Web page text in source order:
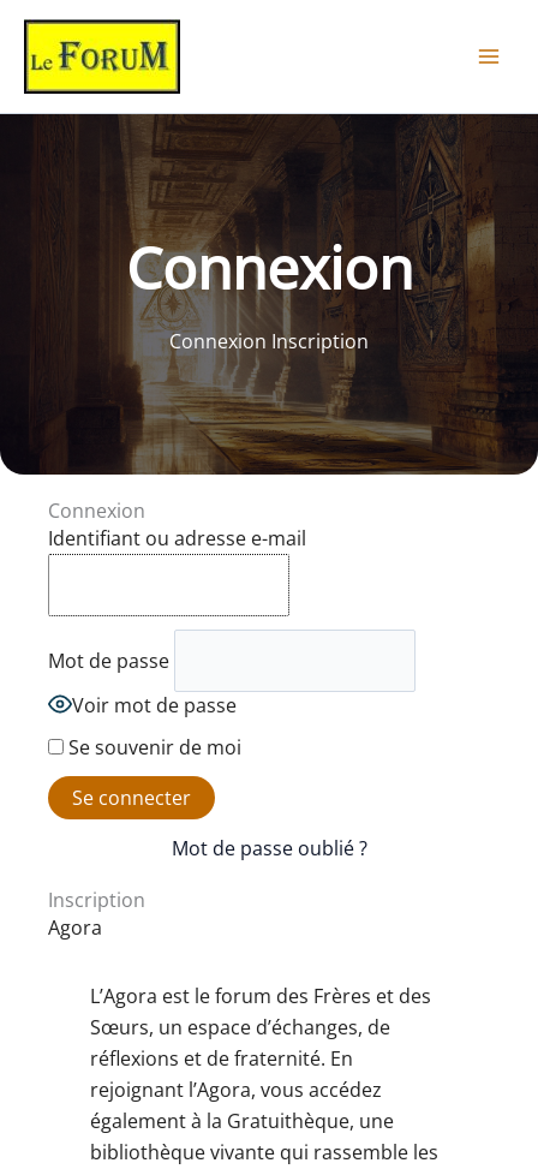
Aller
contenu
Connexion
Connexion Inscription
Connexion
Identifiant ou adresse e-mail
Mot de passe
Voir mot de passe
Se souvenir de moi
Mot de passe oublié ?
Inscription
Agora
L’Agora est le forum des Frères et des
Sœurs, un espace d’échanges, de
réflexions et de fraternité. En
rejoignant l’Agora, vous accédez
également à la Gratuithèque, une
bibliothèque vivante qui rassemble les